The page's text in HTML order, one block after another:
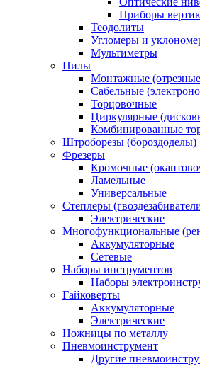
Приборы
Теодолиты
Угломеры и
Мультиметры
Пилы
Монтажные
Сабельные
Торцовочные
Циркулярные
Комбинированные
Штроборезы (бороздоделы)
Фрезеры
Кромочные
Ламельные
Универсальные
Степлеры
Электрические
Многофункциональные
Аккумуляторные
Сетевые
Наборы инструментов
Наборы
Гайковерты
Аккумуляторные
Электрические
Ножницы по металлу
Пневмоинструмент
Другие